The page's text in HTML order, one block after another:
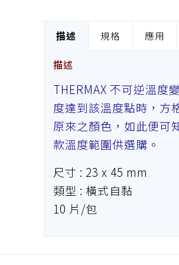
描述 規格 應用
描述
THERMAX 不可逆溫度
度達到該溫度點時，方
原來之顏色，如此便可
款溫度範圍供選購。
尺寸 : 23 x 45 mm
類型 : 橫式自黏
10 片/包